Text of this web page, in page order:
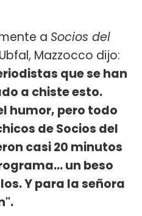
a Socios del
Mazzocco dijo:
que se han
a chiste esto.
humor, pero todo
de Socios del
casi 20 minutos
un beso
Y para la señora